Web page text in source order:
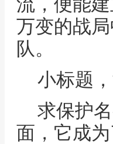
万变的战
队。
小标题
求保护
面，它成